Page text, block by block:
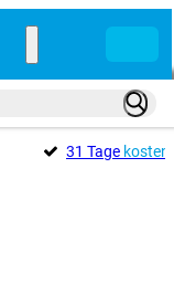
31 Tage